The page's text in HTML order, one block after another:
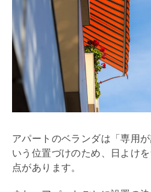
アパートのベランダは「専用
いう位置づけのため、日よけ
点があります。